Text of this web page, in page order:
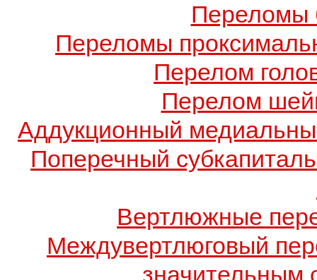
Переломы
Переломы
Перелом
Перелом
Аддукционный
Поперечный
Вертлюжные
Междувертлюговый
значительным